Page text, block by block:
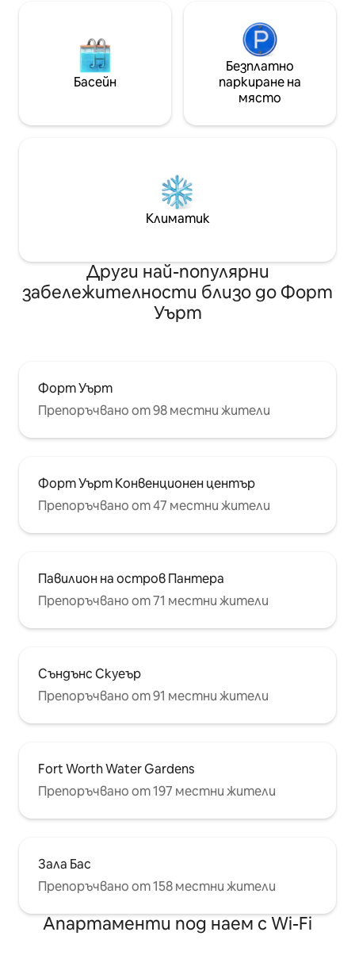
Басейн
Безплатно
паркиране на
място
Климатик
Други най-популярни
забележителности близо до Форт
Уърт
Форт Уърт
Препоръчвано от 98 местни жители
Форт Уърт Конвенционен център
Препоръчвано от 47 местни жители
Павилион на остров Пантера
Препоръчвано от 71 местни жители
Съндънс Скуеър
Препоръчвано от 91 местни жители
Fort Worth Water Gardens
Препоръчвано от 197 местни жители
Зала Бас
Препоръчвано от 158 местни жители
Апартаменти под наем с Wi-Fi